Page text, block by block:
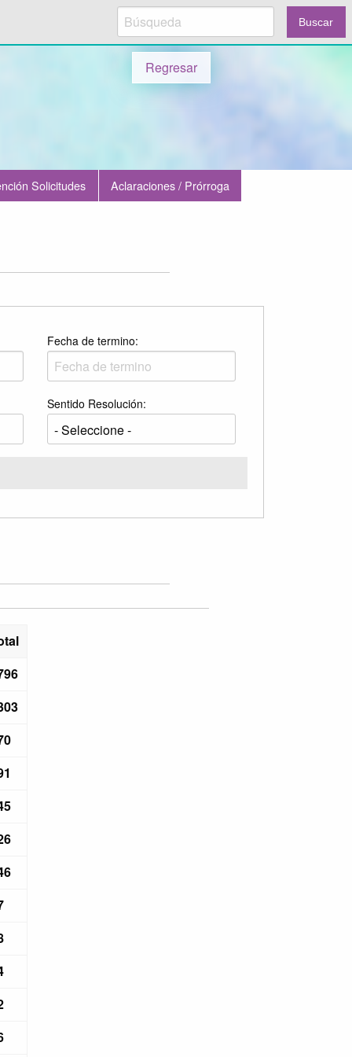
Buscar
Regresar
Solicitudes Aclaraciones / Prórroga
Fecha de termino:
Sentido Resolución: